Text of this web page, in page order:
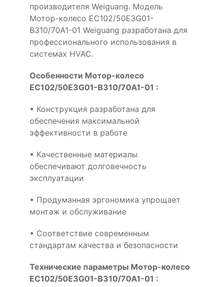
производителя Weiguang. Модель
Мотор-колесо EC102/50E3G01-
B310/70A1-01 Weiguang разработана для
профессионального использования в
системах HVAC.
Особенности Мотор-колесо
EC102/50E3G01-B310/70A1-01 :
• Конструкция разработана для
обеспечения максимальной
эффективности в работе
• Качественные материалы
обеспечивают долговечность
эксплуатации
• Продуманная эргономика упрощает
монтаж и обслуживание
• Соответствие современным
стандартам качества и безопасности
Технические параметры Мотор-колесо
EC102/50E3G01-B310/70A1-01 :